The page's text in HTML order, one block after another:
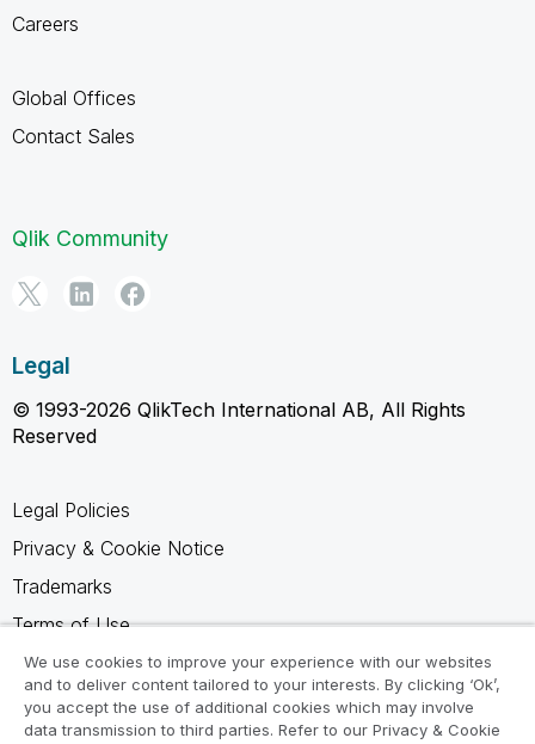
Careers
Global Offices
Contact Sales
Qlik Community
Legal
© 1993-2026 QlikTech International AB, All Rights
Reserved
Legal Policies
Privacy & Cookie Notice
Trademarks
Terms of Use
Legal Agreements
Product Terms
Do not share my info
We use cookies to improve your experience with our websites
and to deliver content tailored to your interests. By clicking ‘Ok’,
you accept the use of additional cookies which may involve
data transmission to third parties. Refer to our Privacy & Cookie